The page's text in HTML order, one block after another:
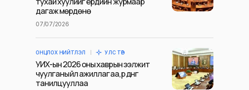
дагаж мөрдөнө
07/07/2026
ОНЦЛОХ НИЙТЛЭЛ УЛС ТӨР
УИХ-ын 2026 оны хаврын ээлжит
чуулганы үйл ажиллагаа, үр дүнг
танилцууллаа